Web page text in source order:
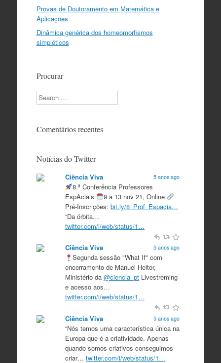
Provas de Doutoramento em Matemática e
Aplicações
Dinâmica genérica dos homeomorfismos
simpléticos
Procurar
Search
Comentários recentes
Notícias do Twitter
Ciência Viva 5 anos ago
8.ª Conferência Professores
EspAciais
9 a 13 nov 21, Online
Pré-Inscrições: bit.ly/8_Prof_Espacia…
“Da órbita…
twitter.com/i/web/status/1…
Ciência Viva 5 anos ago
Segunda sessão "What If" com
encerramento de Manuel Heitor,
Ministério da @ciencia_ptLivestreming
e acesso aos…
twitter.com/i/web/status/1…
Ciência Viva 5 anos ago
“Nós temos uma característica única na
Europa que é a criatividade. Apenas
quando somos criativos conseguimos
criar… twitter.com/i/web/status/1…